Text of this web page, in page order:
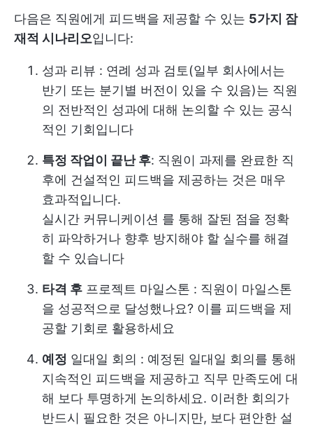
다음은 직원에게 피드백을 제공할 수 있는 5가지 잠
재적 시나리오입니다:
성과 리뷰 : 연례 성과 검토(일부 회사에서는
반기 또는 분기별 버전이 있을 수 있음)는 직원
의 전반적인 성과에 대해 논의할 수 있는 공식
적인 기회입니다
특정 작업이 끝난 후: 직원이 과제를 완료한 직
후에 건설적인 피드백을 제공하는 것은 매우
효과적입니다.
실시간 커뮤니케이션 를 통해 잘된 점을 정확
히 파악하거나 향후 방지해야 할 실수를 해결
할 수 있습니다
타격 후 프로젝트 마일스톤 : 직원이 마일스톤
을 성공적으로 달성했나요? 이를 피드백을 제
공할 기회로 활용하세요
예정 일대일 회의 : 예정된 일대일 회의를 통해
지속적인 피드백을 제공하고 직무 만족도에 대
해 보다 투명하게 논의하세요. 이러한 회의가
반드시 필요한 것은 아니지만, 보다 편안한 설